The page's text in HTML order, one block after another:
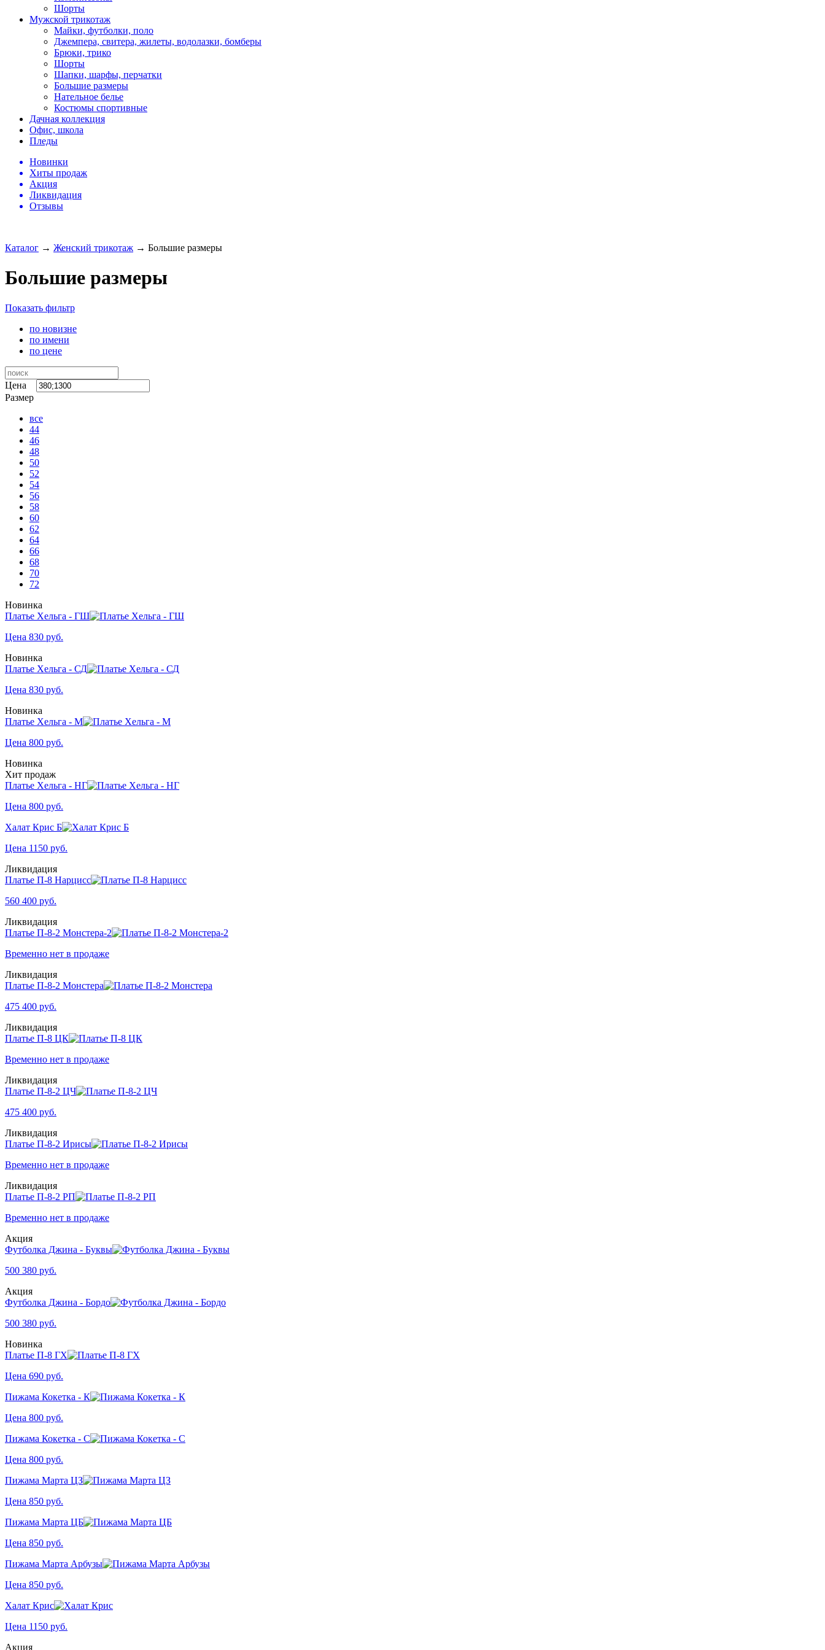
Шорты
Мужской трикотаж
Майки, футболки, поло
Джемпера, свитера, жилеты, водолазки, бомберы
Брюки, трико
Шорты
Шапки, шарфы, перчатки
Большие размеры
Нательное белье
Костюмы спортивные
Дачная коллекция
Офис, школа
Пледы
Новинки
Хиты продаж
Акция
Ликвидация
Отзывы
Каталог → Женский трикотаж → Большие размеры
Большие размеры
Показать фильтр
по новизне
по имени
по цене
Цена
Размер
все
44
46
48
50
52
54
56
58
60
62
64
66
68
70
72
Новинка
Платье Хельга - ГШ
Цена 830 руб.
Новинка
Платье Хельга - СД
Цена 830 руб.
Новинка
Платье Хельга - М
Цена 800 руб.
Новинка
Хит продаж
Платье Хельга - НГ
Цена 800 руб.
Халат Крис Б
Цена 1150 руб.
Ликвидация
Платье П-8 Нарцисс
560 400 руб.
Ликвидация
Платье П-8-2 Монстера-2
Временно нет в продаже
Ликвидация
Платье П-8-2 Монстера
475 400 руб.
Ликвидация
Платье П-8 ЦК
Временно нет в продаже
Ликвидация
Платье П-8-2 ЦЧ
475 400 руб.
Ликвидация
Платье П-8-2 Ирисы
Временно нет в продаже
Ликвидация
Платье П-8-2 РП
Временно нет в продаже
Акция
Футболка Джина - Буквы
500 380 руб.
Акция
Футболка Джина - Бордо
500 380 руб.
Новинка
Платье П-8 ГХ
Цена 690 руб.
Пижама Кокетка - К
Цена 800 руб.
Пижама Кокетка - С
Цена 800 руб.
Пижама Марта ЦЗ
Цена 850 руб.
Пижама Марта ЦБ
Цена 850 руб.
Пижама Марта Арбузы
Цена 850 руб.
Халат Крис
Цена 1150 руб.
Акция